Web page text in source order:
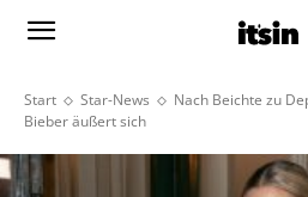
Start Star-News
Nach Beichte zu
Bieber äußert sich